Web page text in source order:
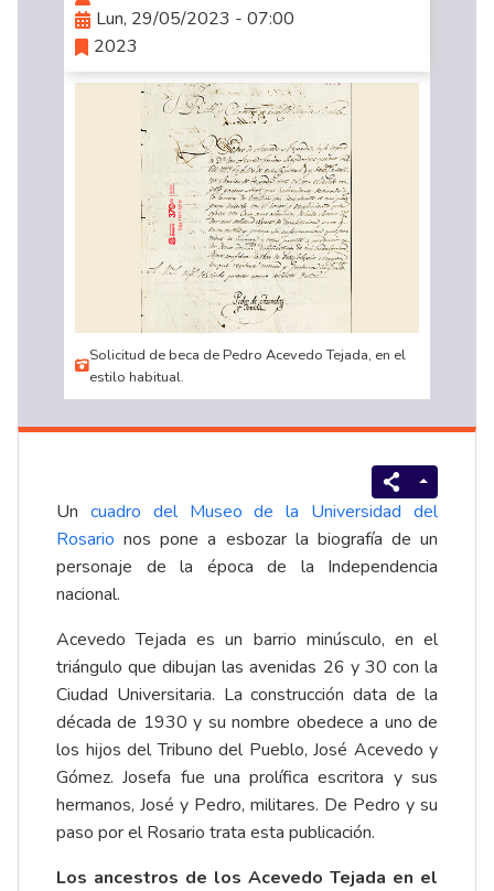
Lun, 29/05/2023 - 07:00
2023
Solicitud de beca de Pedro Acevedo Tejada, en el
estilo habitual.
Un cuadro del Museo de la Universidad del
Rosario nos pone a esbozar la biografía de un
personaje de la época de la Independencia
nacional.
Acevedo Tejada es un barrio minúsculo, en el
triángulo que dibujan las avenidas 26 y 30 con la
Ciudad Universitaria. La construcción data de la
década de 1930 y su nombre obedece a uno de
los hijos del Tribuno del Pueblo, José Acevedo y
Gómez. Josefa fue una prolífica escritora y sus
hermanos, José y Pedro, militares. De Pedro y su
paso por el Rosario trata esta publicación.
Los ancestros de los Acevedo Tejada en el